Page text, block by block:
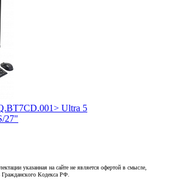
Ultra 5
27"
указанная на сайте не является офертой в смысле,
Кодекса РФ.